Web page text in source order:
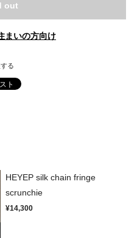
out
まいの方向け
る
HEYEP silk chain fringe
scrunchie
¥14,300